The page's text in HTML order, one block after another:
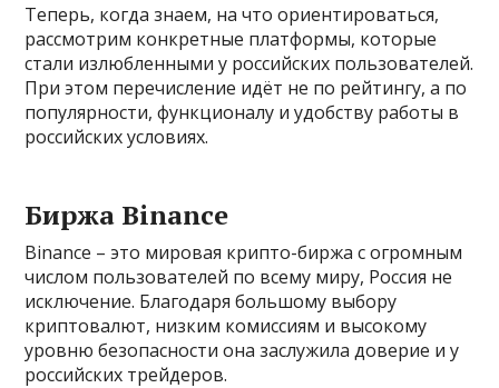
Теперь, когда знаем, на что ориентироваться,
рассмотрим конкретные платформы, которые
стали излюбленными у российских пользователей.
При этом перечисление идёт не по рейтингу, а по
популярности, функционалу и удобству работы в
российских условиях.
Биржа Binance
Binance – это мировая крипто-биржа с огромным
числом пользователей по всему миру, Россия не
исключение. Благодаря большому выбору
криптовалют, низким комиссиям и высокому
уровню безопасности она заслужила доверие и у
российских трейдеров.